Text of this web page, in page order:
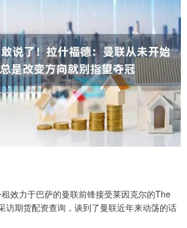
效力于巴萨的曼联前锋接受莱因克尔的The
访期货配资查询，谈到了曼联近年来动荡的话